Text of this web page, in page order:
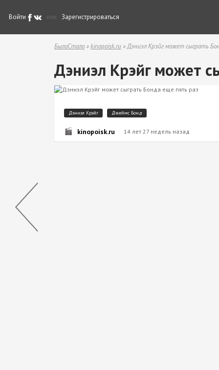
Войти или Зарегистрироваться
БылоСтало »kinopoisk.ru » Дэниэл Крэйг может сыграть
Дэниэл Крэйг может
Дэниэл Крэйг Джеймс Бонд
kinopoisk.ru 14 лет 27 недель назад